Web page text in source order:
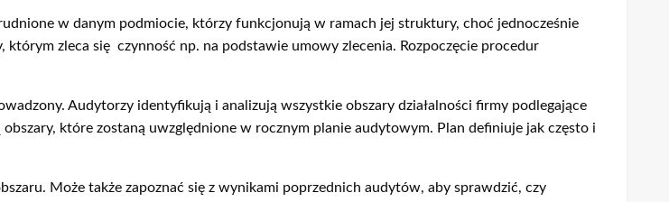
w danym podmiocie, którzy funkcjonują w ramach jej struktury, choć jednocześnie
zleca się czynność np. na podstawie umowy zlecenia. Rozpoczęcie procedur
Audytorzy identyfikują i analizują wszystkie obszary działalności firmy podlegające
które zostaną uwzględnione w rocznym planie audytowym. Plan definiuje jak często i
Może także zapoznać się z wynikami poprzednich audytów, aby sprawdzić, czy